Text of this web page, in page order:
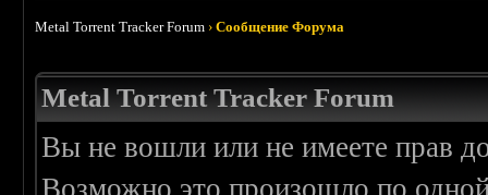
Metal Torrent Tracker Forum ›Сообщение Форума
Metal Torrent Tracker Forum
Вы не вошли или не имеете прав
Возможно это произошло по